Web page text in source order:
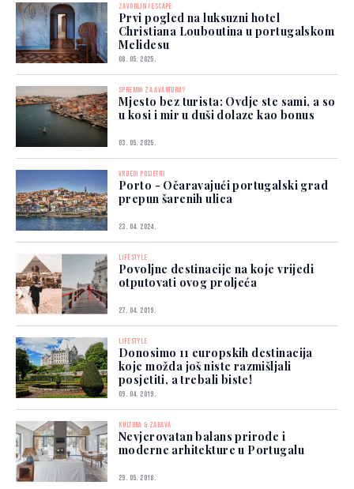
ZAVODLJIVI ESCAPE
Prvi pogled na luksuzni hotel
Christiana Louboutina u portugalskom
Melidesu
08. 05. 2025.
SPREMNI ZA AVANTURU?
Mjesto bez turista: Ovdje ste sami, a so
u kosi i mir u duši dolaze kao bonus
03. 05. 2025.
VRIJEDI POSJETITI
Porto - Očaravajući portugalski grad
prepun šarenih ulica
23. 04. 2024.
LIFESTYLE
Povoljne destinacije na koje vrijedi
otputovati ovog proljeća
27. 04. 2019.
LIFESTYLE
Donosimo 11 europskih destinacija
koje možda još niste razmišljali
posjetiti, a trebali biste!
09. 04. 2019.
KULTURA & ZABAVA
Nevjerovatan balans prirode i
moderne arhitekture u Portugalu
29. 05. 2018.